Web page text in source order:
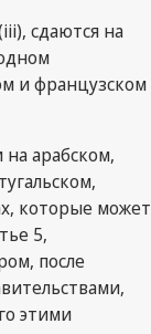
сдаются на
и французском
арабском,
которые может
5,
после
этими